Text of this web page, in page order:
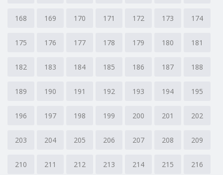
168 169 170 171 172 173 174
175 176 177 178 179 180 181
182 183 184 185 186 187 188
189 190 191 192 193 194 195
196 197 198 199 200 201 202
203 204 205 206 207 208 209
210 211 212 213 214 215 216